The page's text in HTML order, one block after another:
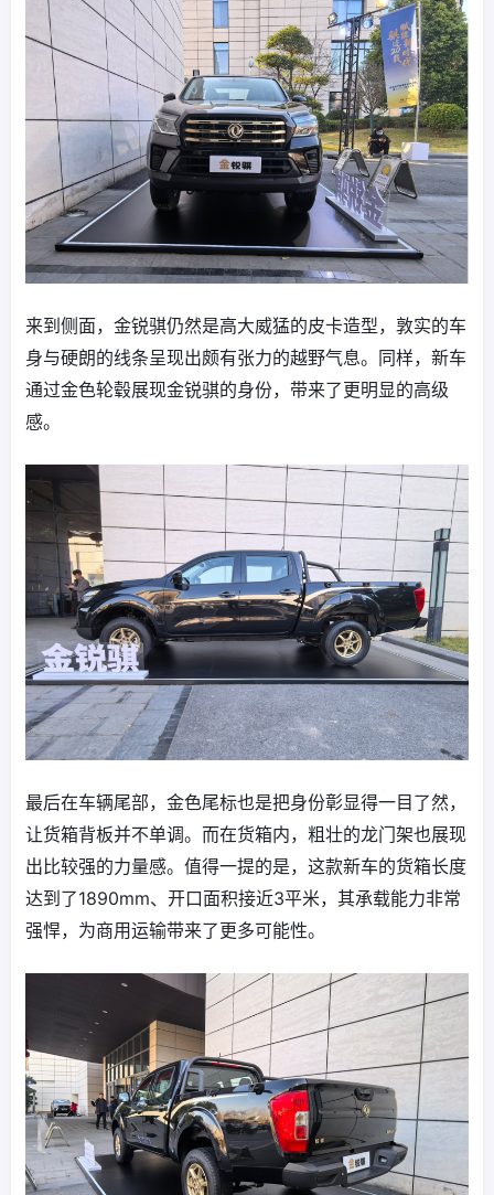
来到侧面，金锐骐仍然是高大威猛的皮卡造型，敦实的车
身与硬朗的线条呈现出颇有张力的越野气息。同样，新车
通过金色轮毂展现金锐骐的身份，带来了更明显的高级
感。
最后在车辆尾部，金色尾标也是把身份彰显得一目了然，
让货箱背板并不单调。而在货箱内，粗壮的龙门架也展现
出比较强的力量感。值得一提的是，这款新车的货箱长度
达到了1890mm、开口面积接近3平米，其承载能力非常
强悍，为商用运输带来了更多可能性。